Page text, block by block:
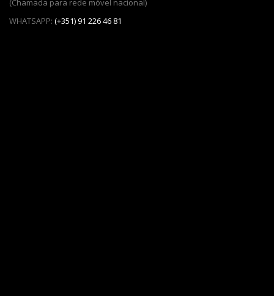
(Chamada para rede móvel nacional)
WHATSAPP: (+351) 91 226 46 81